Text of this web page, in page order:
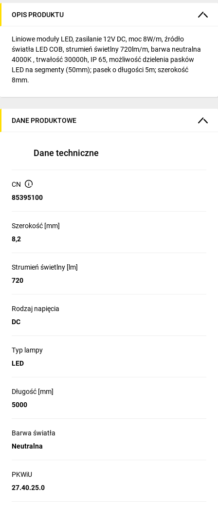
OPIS PRODUKTU
Liniowe moduły LED, zasilanie 12V DC, moc 8W/m, źródło
światła LED COB, strumień świetlny 720lm/m, barwa neutralna
4000K , trwałość 30000h, IP 65, możliwość dzielenia pasków
LED na segmenty (50mm); pasek o długości 5m; szerokość
8mm.
DANE PRODUKTOWE
Dane techniczne
CN
85395100
Szerokość [mm]
8,2
Strumień świetlny [lm]
720
Rodzaj napięcia
DC
Typ lampy
LED
Długość [mm]
5000
Barwa światła
Neutralna
PKWiU
27.40.25.0